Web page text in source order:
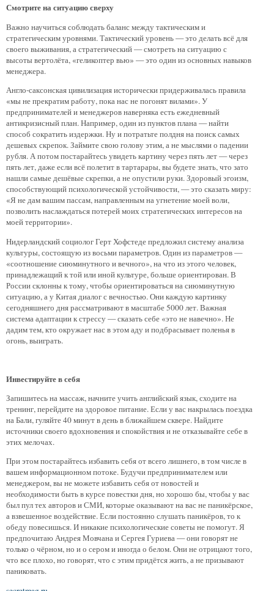
Смотрите на ситуацию сверху
Важно научиться соблюдать баланс между тактическим и
стратегическим уровнями. Тактический уровень — это делать всё для
своего выживания, а стратегический — смотреть на ситуацию с
высоты вертолёта, «геликоптер вью» — это один из основных навыков
менеджера.
Англо-саксонская цивилизация исторически придерживалась правила
«мы не прекратим работу, пока нас не погонят вилами». У
предпринимателей и менеджеров наверняка есть ежедневный
антикризисный план. Например, один из пунктов плана — найти
способ сократить издержки. Ну и потратьте полдня на поиск самых
дешевых скрепок. Займите свою голову этим, а не мыслями о падении
рубля. А потом постарайтесь увидеть картину через пять лет — через
пять лет, даже если всё полетит в тартарары, вы будете знать, что зато
нашли самые дешёвые скрепки, а не опустили руки. Здоровый эгоизм,
способствующий психологической устойчивости, — это сказать миру:
«Я не дам вашим пассам, направленным на угнетение моей воли,
позволить наслаждаться потерей моих стратегических интересов на
моей территории».
Нидерландский социолог Герт Хофстеде предложил систему анализа
культуры, состоящую из восьми параметров. Один из параметров —
«соотношение сиюминутного и вечного», на что из этого человек,
принадлежащий к той или иной культуре, больше ориентирован. В
России склонны к тому, чтобы ориентироваться на сиюминутную
ситуацию, а у Китая диалог с вечностью. Они каждую картинку
сегодняшнего дня рассматривают в масштабе 5000 лет. Важная
система адаптации к стрессу — сказать себе «это не навечно». Не
дадим тем, кто окружает нас в этом аду и подбрасывает поленья в
огонь, выиграть.
Инвестируйте в себя
Запишитесь на массаж, начните учить английский язык, сходите на
тренинг, перейдите на здоровое питание. Если у вас накрылась поездка
на Бали, гуляйте 40 минут в день в ближайшем сквере. Найдите
источники своего вдохновения и спокойствия и не отказывайте себе в
этих мелочах.
При этом постарайтесь избавить себя от всего лишнего, в том числе в
вашем информационном потоке. Будучи предпринимателем или
менеджером, вы не можете избавить себя от новостей и
необходимости быть в курсе повестки дня, но хорошо бы, чтобы у вас
был пул тех авторов и СМИ, которые оказывают на вас не паникёрское,
а взвешенное воздействие. Если постоянно слушать паникёров, то к
обеду повесишься. И никакие психологические советы не помогут. Я
предпочитаю Андрея Мовчана и Сергея Гуриева — они говорят не
только о чёрном, но и о сером и иногда о белом. Они не отрицают того,
что все плохо, но говорят, что с этим придётся жить, а не призывают
паниковать.